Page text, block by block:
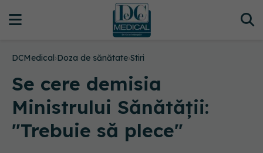
DCMedical›Doza de sănătate›Stiri
Se cere demisia
Ministrului Sănătății:
"Trebuie să plece"